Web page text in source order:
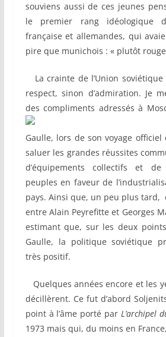
souviens aussi de ces jeunes
le premier rang idéologique
française et allemandes, qui
pire que munichois : « plutôt
La crainte de l’Union
respect, sinon d’admiration. Je
des compliments adressés à
Gaulle, lors de son voyage
saluer les grandes réussites
d’équipements collectifs et
peuples en faveur de
pays. Ainsi que, un peu plus tard,
entre Alain Peyrefitte et Georges
estimant que, sur les deux
Gaulle, la politique soviétique
très positif.
Quelques années encore et les
décillèrent. Ce fut d’abord
point à l’âme porté par L’archipel
1973 mais qui, du moins en